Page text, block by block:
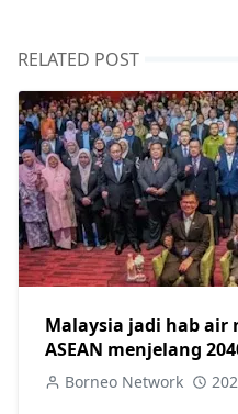
RELATED POST
Malaysia jadi hab air
ASEAN menjelang
Borneo Network